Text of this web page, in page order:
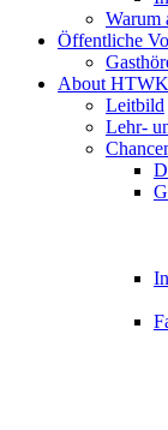
Warum
Öffentliche
About HTWK
Leitbild
Lehr-